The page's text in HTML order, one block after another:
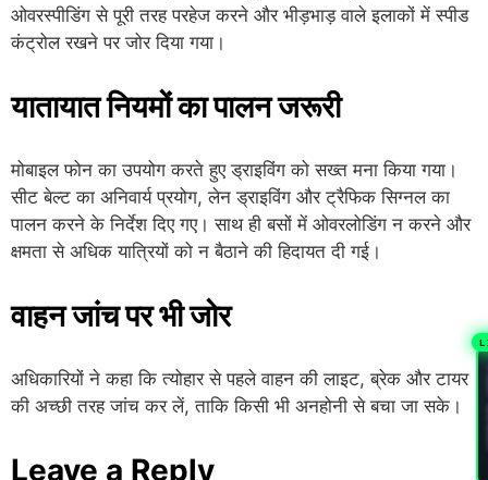
ओवरस्पीडिंग से पूरी तरह परहेज करने और भीड़भाड़ वाले इलाकों में स्पीड
कंट्रोल रखने पर जोर दिया गया।
यातायात नियमों का पालन जरूरी
मोबाइल फोन का उपयोग करते हुए ड्राइविंग को सख्त मना किया गया।
सीट बेल्ट का अनिवार्य प्रयोग, लेन ड्राइविंग और ट्रैफिक सिग्नल का
पालन करने के निर्देश दिए गए। साथ ही बसों में ओवरलोडिंग न करने और
क्षमता से अधिक यात्रियों को न बैठाने की हिदायत दी गई।
वाहन जांच पर भी जोर
अधिकारियों ने कहा कि त्योहार से पहले वाहन की लाइट, ब्रेक और टायर
की अच्छी तरह जांच कर लें, ताकि किसी भी अनहोनी से बचा जा सके।
Leave a Reply